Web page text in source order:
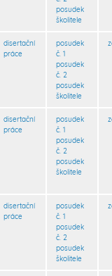
posudek
školitele
disertační
práce
posudek
č. 1
posudek
č. 2
posudek
školitele
disertační
práce
posudek
č. 1
posudek
č. 2
posudek
školitele
disertační
práce
posudek
č. 1
posudek
č. 2
posudek
školitele